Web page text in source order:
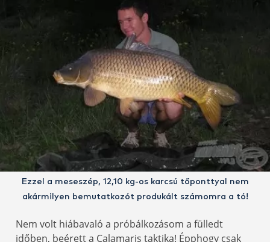
Ezzel a meseszép, 12,10 kg-os karcsú tőponttyal nem
akármilyen bemutatkozót produkált számomra a tó!
Nem volt hiábavaló a próbálkozásom a fülledt
időben, beérett a Calamaris taktika! Épphogy csak